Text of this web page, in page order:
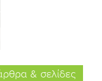
& σελίδες